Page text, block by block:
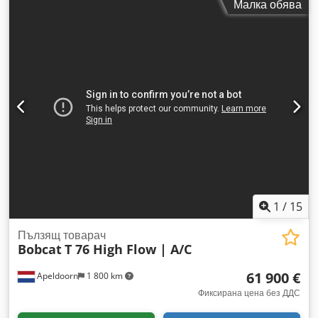
Работен обем на двигателя: 2 400 куб.см Конструкция на
= Допълнителни опции и аксесоари = - Работна светлина(и)
- Окачване на стрелата - Гумени вериги - Висок дебит -
Хидравличен бързосменник - Сигнална лампа - Две
Малка обява
1 / 15
Apeldoorn 1 800 km
Пълзящ товарач
BobcatT 76 High Flow | A/C
61 900 €
Фиксирана цена без ДДС